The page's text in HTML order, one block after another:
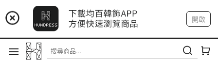
📢 市集預告：9/4-9/6 淡水捷運站
📢 市集預告：9/12-9/13 八里海巡基地
📢 市集預告：8/22-8/23 桃園青埔置地廣場
開啟
註冊 我的帳戶